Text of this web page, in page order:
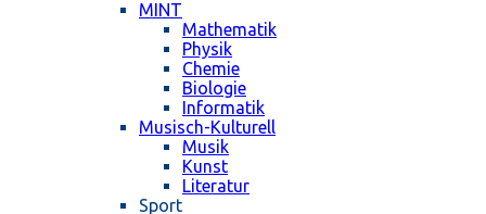
MINT
Mathematik
Physik
Chemie
Biologie
Informatik
Musisch-Kulturell
Musik
Kunst
Literatur
Sport